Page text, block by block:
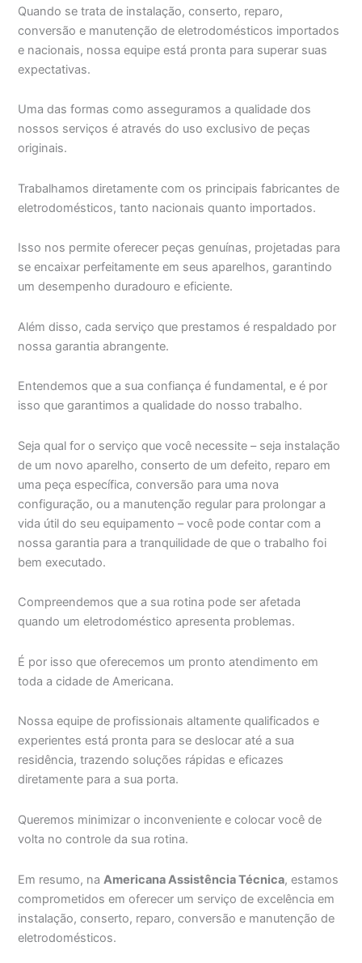
Quando se trata de instalação, conserto, reparo,
conversão e manutenção de eletrodomésticos importados
e nacionais, nossa equipe está pronta para superar suas
expectativas.
Uma das formas como asseguramos a qualidade dos
nossos serviços é através do uso exclusivo de peças
originais.
Trabalhamos diretamente com os principais fabricantes de
eletrodomésticos, tanto nacionais quanto importados.
Isso nos permite oferecer peças genuínas, projetadas para
se encaixar perfeitamente em seus aparelhos, garantindo
um desempenho duradouro e eficiente.
Além disso, cada serviço que prestamos é respaldado por
nossa garantia abrangente.
Entendemos que a sua confiança é fundamental, e é por
isso que garantimos a qualidade do nosso trabalho.
Seja qual for o serviço que você necessite – seja instalação
de um novo aparelho, conserto de um defeito, reparo em
uma peça específica, conversão para uma nova
configuração, ou a manutenção regular para prolongar a
vida útil do seu equipamento – você pode contar com a
nossa garantia para a tranquilidade de que o trabalho foi
bem executado.
Compreendemos que a sua rotina pode ser afetada
quando um eletrodoméstico apresenta problemas.
É por isso que oferecemos um pronto atendimento em
toda a cidade de Americana.
Nossa equipe de profissionais altamente qualificados e
experientes está pronta para se deslocar até a sua
residência, trazendo soluções rápidas e eficazes
diretamente para a sua porta.
Queremos minimizar o inconveniente e colocar você de
volta no controle da sua rotina.
Em resumo, na Americana Assistência Técnica, estamos
comprometidos em oferecer um serviço de excelência em
instalação, conserto, reparo, conversão e manutenção de
eletrodomésticos.